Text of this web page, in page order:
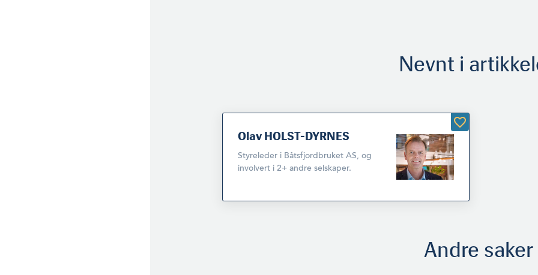
Nevnt i
Olav HOLST-DYRNES
Styreleder i Båtsfjordbruket AS, og
involvert i 2+ andre selskaper.
Andre saker